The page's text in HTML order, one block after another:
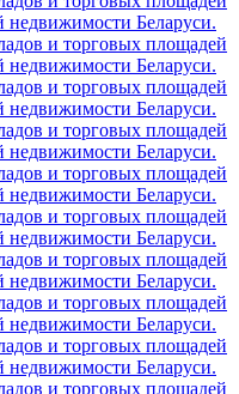
недвижимости Беларуси.
и торговых площадей
недвижимости Беларуси.
и торговых площадей
недвижимости Беларуси.
и торговых площадей
недвижимости Беларуси.
и торговых площадей
недвижимости Беларуси.
и торговых площадей
недвижимости Беларуси.
и торговых площадей
недвижимости Беларуси.
и торговых площадей
недвижимости Беларуси.
и торговых площадей
недвижимости Беларуси.
и торговых площадей